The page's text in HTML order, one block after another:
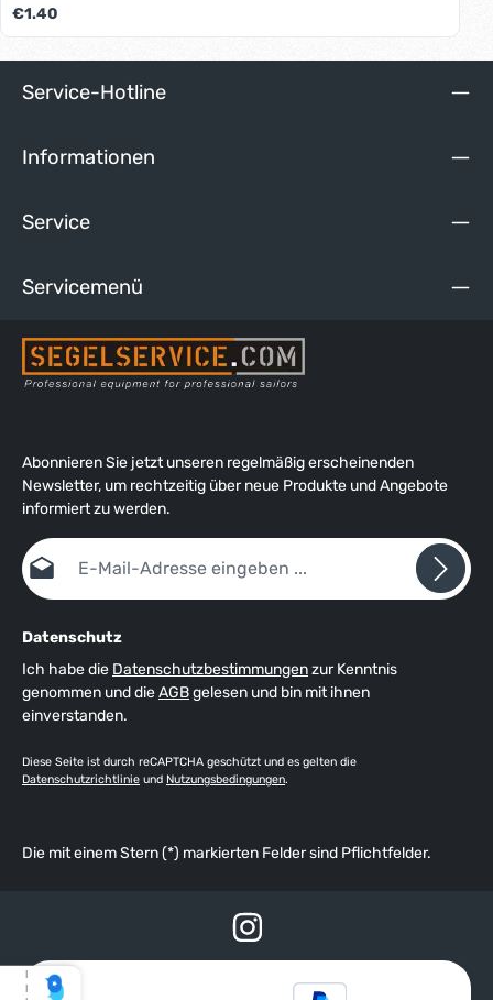
Regulärer Preis:
€1.40
Service-Hotline
Informationen
Service
Servicemenü
Abonnieren Sie jetzt unseren regelmäßig erscheinenden
Newsletter, um rechtzeitig über neue Produkte und Angebote
informiert zu werden.
E-Mail-Adresse*
Datenschutz
Ich habe die Datenschutzbestimmungenzur Kenntnis
genommen und dieAGBgelesen und bin mit ihnen
einverstanden.
Diese Seite ist durch reCAPTCHA geschützt und es gelten die
Datenschutzrichtlinie und Nutzungsbedingungen.
Die mit einem Stern (*) markierten Felder sind Pflichtfelder.